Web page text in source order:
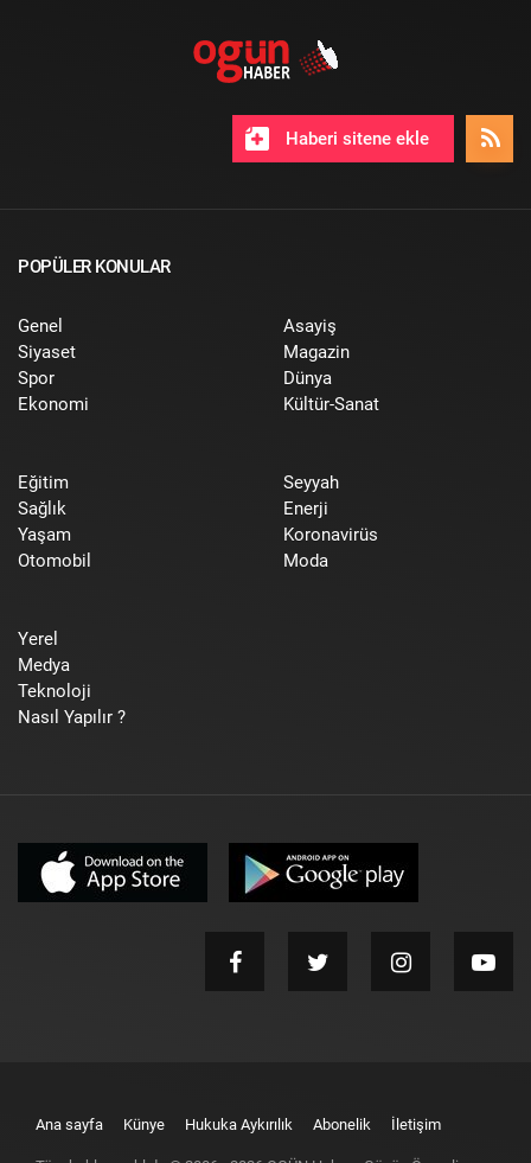
Haberi sitene ekle
POPÜLER KONULAR
Genel
Siyaset
Spor
Ekonomi
Asayiş
Magazin
Dünya
Kültür-Sanat
Eğitim
Sağlık
Yaşam
Otomobil
Seyyah
Enerji
Koronavirüs
Moda
Yerel
Medya
Teknoloji
Nasıl Yapılır ?
Ana sayfa Künye Hukuka Aykırılık Abonelik İletişim